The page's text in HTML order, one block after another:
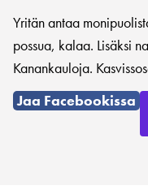
Yritän antaa
possua, kalaa. Lisäksi
Kanankauloja.
Jaa Facebookissa